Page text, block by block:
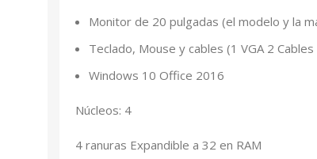
Monitor de 20 pulgadas (el modelo y la
Teclado, Mouse y cables (1 VGA 2
Windows 10 Office 2016
Núcleos: 4
4 ranuras Expandible a 32 en RAM